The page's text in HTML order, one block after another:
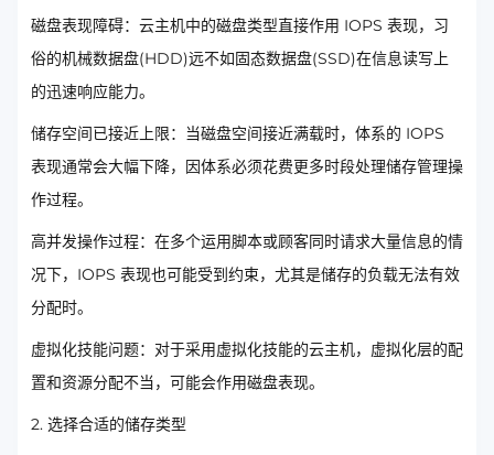
磁盘表现障碍：云主机中的磁盘类型直接作用 IOPS 表现，习
俗的机械数据盘(HDD)远不如固态数据盘(SSD)在信息读写上
的迅速响应能力。
储存空间已接近上限：当磁盘空间接近满载时，体系的 IOPS
表现通常会大幅下降，因体系必须花费更多时段处理储存管理操
作过程。
高并发操作过程：在多个运用脚本或顾客同时请求大量信息的情
况下，IOPS 表现也可能受到约束，尤其是储存的负载无法有效
分配时。
虚拟化技能问题：对于采用虚拟化技能的云主机，虚拟化层的配
置和资源分配不当，可能会作用磁盘表现。
2. 选择合适的储存类型